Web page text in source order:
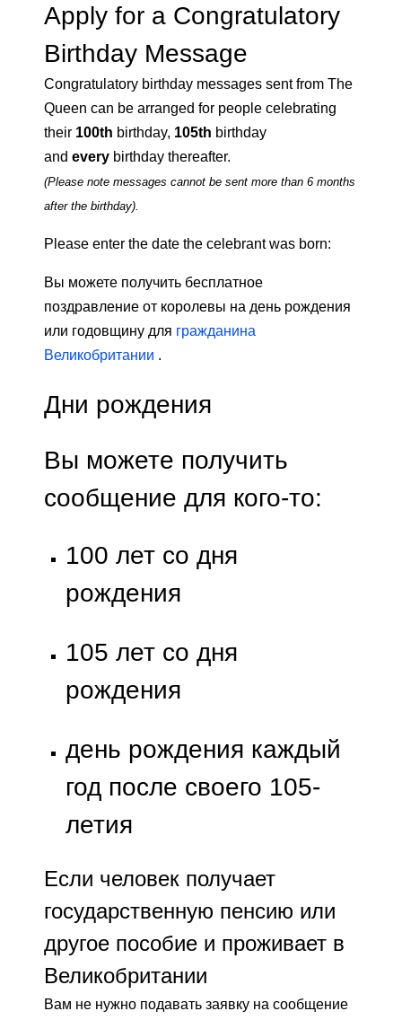
Apply for a Congratulatory
Birthday Message
Congratulatory birthday messages sent from The
Queen can be arranged for people celebrating
their 100th birthday, 105th birthday
and every birthday thereafter.
(Please note messages cannot be sent more than 6 months
after the birthday).
Please enter the date the celebrant was born:
Вы можете получить бесплатное
поздравление от королевы на день рождения
или годовщину для гражданина
Великобритании .
Дни рождения
Вы можете получить
сообщение для кого-то:
100 лет со дня
рождения
105 лет со дня
рождения
день рождения каждый
год после своего 105-
летия
Если человек получает
государственную пенсию или
другое пособие и проживает в
Великобритании
Вам не нужно подавать заявку на сообщение